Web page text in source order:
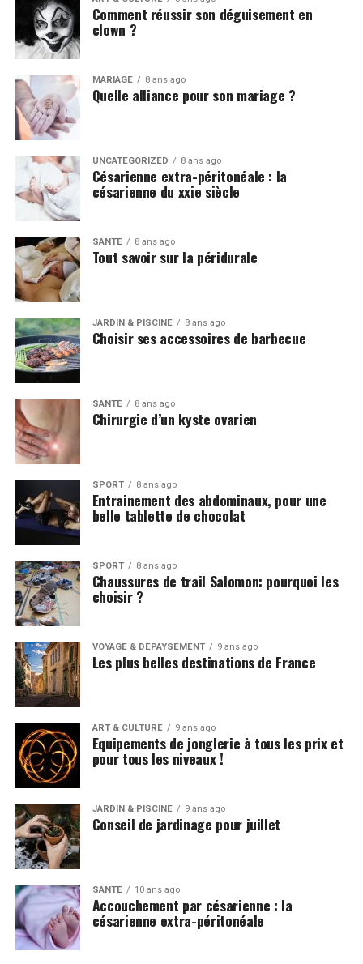
Comment réussir son déguisement en
clown ?
MARIAGE 8 ans ago
Quelle alliance pour son mariage ?
UNCATEGORIZED 8 ans ago
Césarienne extra-péritonéale : la
césarienne du xxie siècle
SANTÉ 8 ans ago
Tout savoir sur la péridurale
JARDIN & PISCINE 8 ans ago
Choisir ses accessoires de barbecue
SANTÉ 8 ans ago
Chirurgie d’un kyste ovarien
SPORT 8 ans ago
Entrainement des abdominaux, pour une
belle tablette de chocolat
SPORT 8 ans ago
Chaussures de trail Salomon: pourquoi les
choisir ?
VOYAGE & DÉPAYSEMENT 9 ans ago
Les plus belles destinations de France
ART & CULTURE 9 ans ago
Equipements de jonglerie à tous les prix et
pour tous les niveaux !
JARDIN & PISCINE 9 ans ago
Conseil de jardinage pour juillet
SANTÉ 10 ans ago
Accouchement par césarienne : la
césarienne extra-péritonéale